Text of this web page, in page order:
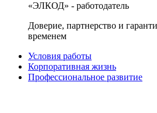
«ЭЛКОД» - работодатель
Доверие, партнерство и
временем
Условия работы
Корпоративная жизнь
Профессиональное развитие